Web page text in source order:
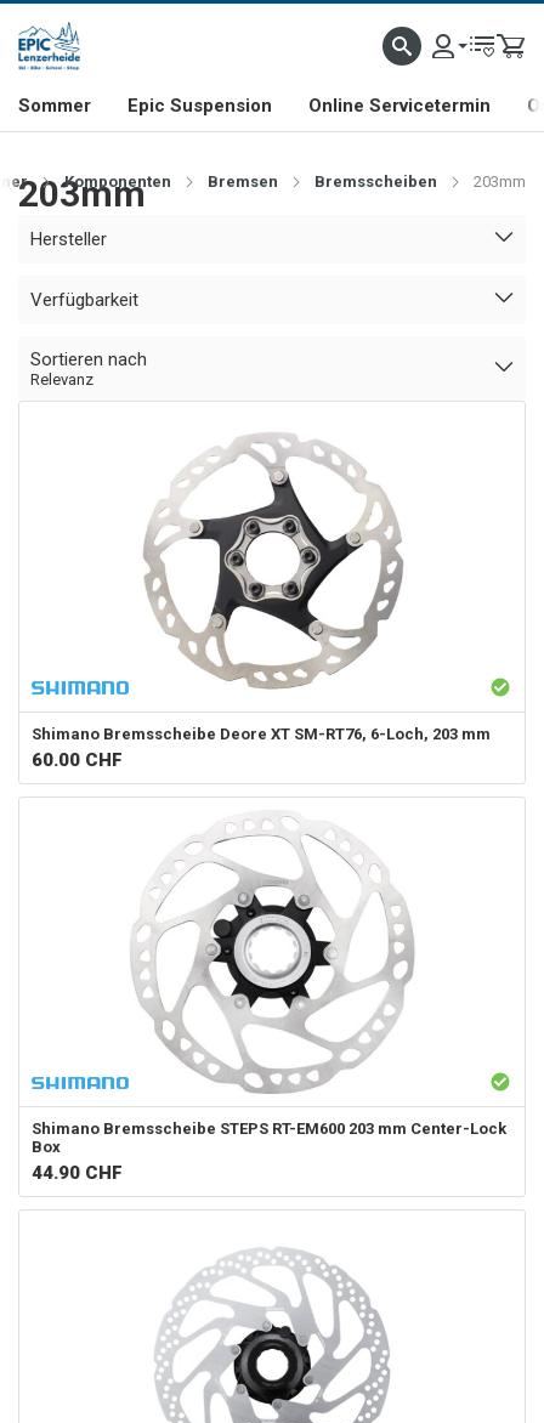
& FREERIDE-SPEZIALIST SCHWEIZER FIRMA SHOP & SHOWROOM IN
Sommer Epic Suspension Online Servicetermin
Komponenten Bremsen Bremsscheiben 203mm
203mm
Hersteller
Verfügbarkeit
Sortieren nach
Relevanz
Shimano Bremsscheibe Deore XT SM-RT76, 6-Loch, 203 mm
60.00 CHF
Shimano Bremsscheibe STEPS RT-EM600 203 mm Center-Lock
Box
44.90 CHF